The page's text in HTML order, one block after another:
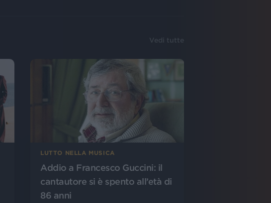
Vedi tutte
LUTTO NELLA MUSICA
Addio a Francesco Guccini: il
cantautore si è spento all’età di
86 anni